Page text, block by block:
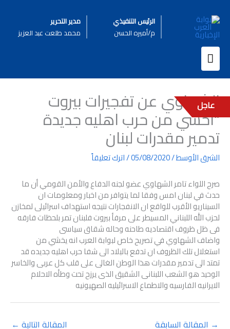
المحتوى
الرئيس التنفيذي
م/أميره الحسن
مدير التحرير
محمد طلعت عبد العزيز
القائمة
الرئيسية
عاجل
الشهاوي عن تفجيرات بيروت
“اخشي من حرب اهليه جديدة
تدمير مقدرات لبنان
الشرق الأوسط/
05/08/2020
/اترك تعليقاً
صرح اللواء تامر الشهاوي عضو لجنه الدفاع والأمن القومي أن ما
حدث في لبنان امس وفقا لما يتوافر من اخبار ومعلومات ان
السيناريو الأقرب للواقع ان الانفجارات نتيجه استهداف اسرائيلى لمخازن
لحزب الله اللبناني المسيطر على مرفأ بيروت فلبنان تمر بلحظات فارقه
فى ظل ظروف اقتصاديه طاحنه وحاله شقاق سياسى
واضاف الشهاوي في تصريح خاص لبوابة العرب انه يخشي من
استغلال تلك الظروف ان تدفع بالبلاد الى شفا حرب اهليه جديده قد
تمتد الى تدمير مقدرات هذا الوطن الغالى على قلب كل عربى والخاسر
الوحيد هو الشعب اللبنانى الشقيق الذى يرزح تحت وطأه الاحلام
الايرانيه الفارسيه والاطماع الاسرائيليه الصهيونيه
→ المقالة السابقة المقالة التالية ←